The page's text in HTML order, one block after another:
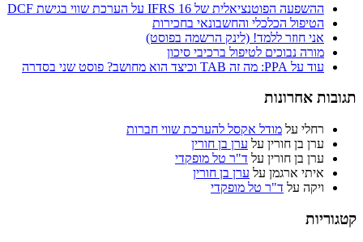
ההשפעה הפוטנציאלית של IFRS 16 על הערכת שווי בגישת DCF
הטיפול הכלכלי והחשבונאי בחכירות
אני חוזר ללמד! (לינק הרשמה בפוסט)
מורה נבוכים לטיפול ברכיבי סיכון
עוד על PPA: מה זה TAB וכיצד הוא מחושב? פוסט שני בסדרה
תגובות אחרונות
רחלי על מודל אקסל להערכת שווי חברות
ערן בן חורין על ערן בן חורין
ערן בן חורין על ד"ר טל מופקדי
איתי ארגמן על ערן בן חורין
ויקה על ד"ר טל מופקדי
קטגוריות